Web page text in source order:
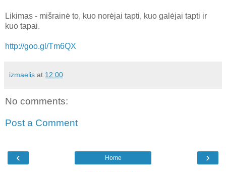
Likimas - mišrainė to, kuo norėjai tapti, kuo galėjai tapti ir
kuo tapai.
http://goo.gl/Tm6QX
izmaelis at 12:00
No comments:
Post a Comment
‹ ›
Home